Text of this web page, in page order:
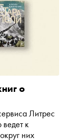
о
Литрес
к
них